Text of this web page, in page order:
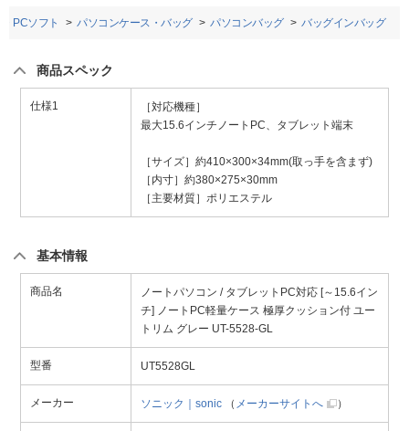
PCソフト パソコンケース・バッグ パソコンバッグ バッグインバッグ
商品スペック
仕様1
［対応機種］
最大15.6インチノートPC、タブレット端末
［サイズ］約410×300×34mm(取っ手を含まず)
［内寸］約380×275×30mm
［主要材質］ポリエステル
基本情報
商品名
ノートパソコン / タブレットPC対応 [～15.6イン
チ] ノートPC軽量ケース 極厚クッション付 ユー
トリム グレー UT-5528-GL
型番 UT5528GL
メーカー ソニック｜sonic （ メーカーサイトへ ）